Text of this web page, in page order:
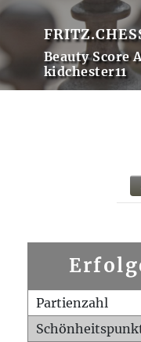
Beauty Score
kidchester11
Partienzahl